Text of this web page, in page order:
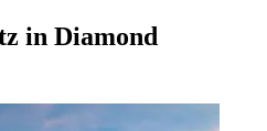
in Diamond